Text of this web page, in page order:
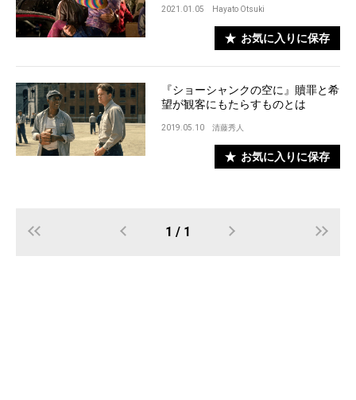
2021.01.05 Hayato Otsuki
お気に入りに保存
『ショーシャンクの空に』贖罪と希
望が観客にもたらすものとは
2019.05.10 清藤秀人
お気に入りに保存
1 / 1